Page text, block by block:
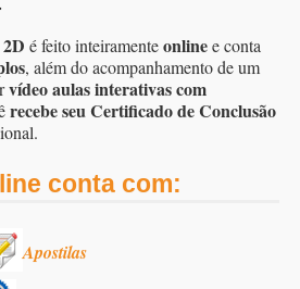
é feito inteiramenteonlinee conta
, além do acompanhamento de um
vídeo aulas interativas com
recebeseu Certificado de Conclusão
conta com:
Apostilas